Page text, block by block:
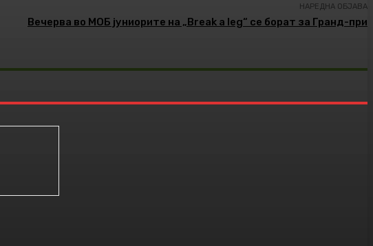
НАРЕДНА ОБЈАВА
Вечерва во МОБ јуниорите на „Break a leg“ се борат за Гранд-при